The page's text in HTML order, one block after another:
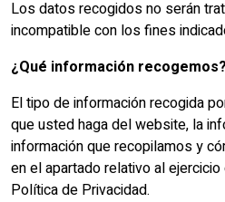
Los datos recogidos no serán
incompatible con los fines
¿Qué información recogemos?
El tipo de información recogida
que usted haga del website, la
información que recopilamos y
en el apartado relativo al
Política de Privacidad.